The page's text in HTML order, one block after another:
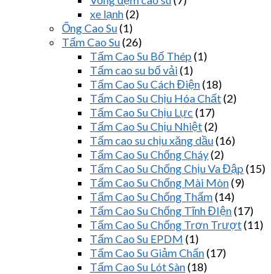
xe lạnh(2)
Ống Cao Su(1)
Tấm Cao Su(26)
Tấm Cao Su Bố Thép (1)
Tấm cao su bố vải(1)
Tấm Cao Su Cách Điện(18)
Tấm Cao Su Chịu Hóa Chất(2)
Tấm Cao Su Chịu Lực (17)
Tấm Cao Su Chịu Nhiệt(2)
Tấm cao su chịu xăng dầu(16)
Tấm Cao Su Chống Cháy(2)
Tấm Cao Su Chống Chịu Va Đập (15)
Tấm Cao Su Chống Mài Mòn(9)
Tấm Cao Su Chống Thấm(14)
Tấm Cao Su Chống Tĩnh ĐIện(17)
Tấm Cao Su Chống Trơn Trượt(11)
Tấm Cao Su EPDM (1)
Tấm Cao Su Giảm Chấn(17)
Tấm Cao Su Lót Sàn(18)